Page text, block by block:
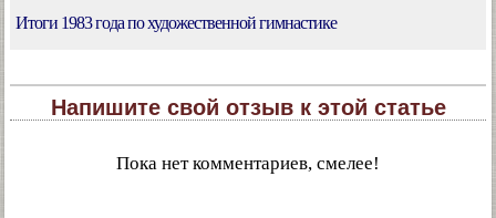
Итоги 1983 года по художественной гимнастике
Напишите свой отзыв к этой статье
Пока нет комментариев, смелее!